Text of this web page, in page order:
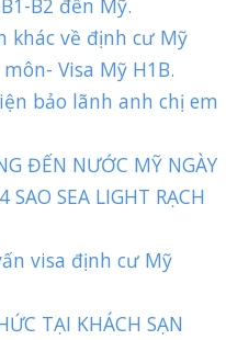
khác về định cư Mỹ
Visa Mỹ H1B.
bảo lãnh anh chị em
ĐẾN NƯỚC MỸ NGÀY
SEA LIGHT RẠCH
visa định cư Mỹ
TẠI KHÁCH SẠN